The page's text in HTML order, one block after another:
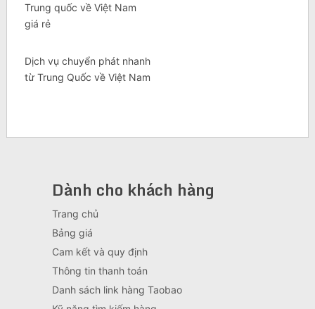
Trung quốc về Việt Nam
giá rẻ
Dịch vụ chuyển phát nhanh
từ Trung Quốc về Việt Nam
Dành cho khách hàng
Trang chủ
Bảng giá
Cam kết và quy định
Thông tin thanh toán
Danh sách link hàng Taobao